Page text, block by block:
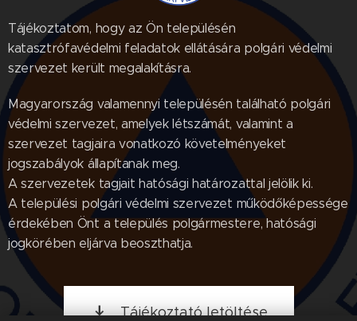
Tájékoztatom, hogy az Ön településén
katasztrófavédelmi feladatok ellátására polgári védelmi
szervezet került megalakításra.
Magyarország valamennyi településén található polgári
védelmi szervezet, amelyek létszámát, valamint a
szervezet tagjaira vonatkozó követelményeket
jogszabályok állapítanak meg.
A szervezetek tagjait hatósági határozattal jelölik ki.
A települési polgári védelmi szervezet működőképessége
érdekében Önt a település polgármestere, hatósági
jogkörében eljárva beoszthatja.
Tájékoztató letöltése